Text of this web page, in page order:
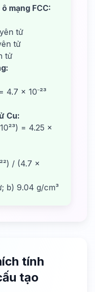
mạng FCC:
tử
tử
tử
4.7 × 10⁻²³
Cu:
= 4.25 ×
/ (4.7 ×
b) 9.04 g/cm³
tính
tạo